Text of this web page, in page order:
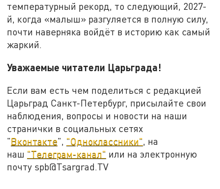
температурный рекорд, то следующий, 2027-
й, когда «малыш» разгуляется в полную силу,
почти наверняка войдёт в историю как самый
жаркий.
Уважаемые читатели Царьграда!
Если вам есть чем поделиться с редакцией
Царьград Санкт-Петербург, присылайте свои
наблюдения, вопросы и новости на наши
странички в социальных сетях
"Вконтакте", "Одноклассники", на
наш "Телеграм-канал" или на электронную
почту spb@Tsargrad.TV